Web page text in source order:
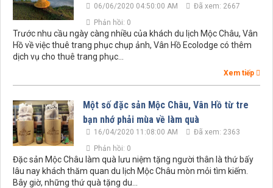
06/06/2020 04:50:00 AM
Đã xem: 2667
Phản hồi: 0
Trước nhu cầu ngày càng nhiều của khách du lịch Mộc Châu, Vân
Hồ về việc thuê trang phục chụp ảnh, Vân Hồ Ecolodge có thêm
dịch vụ cho thuê trang phục...
Xem tiếp
Một số đặc sản Mộc Châu, Vân Hồ từ tre
bạn nhớ phải mùa về làm quà
16/04/2020 11:08:00 AM
Đã xem: 2363
Phản hồi: 0
Đặc sản Mộc Châu làm quà lưu niệm tặng người thân là thứ bấy
lâu nay khách thăm quan du lịch Mộc Châu mòn mỏi tìm kiếm.
Bây giờ, những thứ quà tặng du...